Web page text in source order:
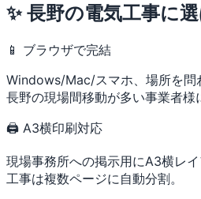
✨ 長野の電気工事に
📱 ブラウザで完結
Windows/Mac/スマホ、場所を問
長野の現場間移動が多い事業者様
🖨 A3横印刷対応
現場事務所への掲示用にA3横レ
工事は複数ページに自動分割。